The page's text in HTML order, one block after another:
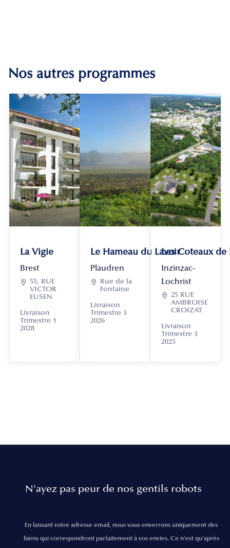
Nos autres programmes
La Vigie
Brest
 55, RUE
VICTOR
EUSEN
Livraison
Trimestre 1
2028
Le Hameau du Lavoir
Plaudren

Rue de la
Fontaine
Livraison
Trimestre 3
2026
Les Coteaux
Inzinzac-
Lochrist
 25 RUE
AMBROISE
CROIZAT
Livraison
Trimestre 3
2025
N’ayez pas peur de nos gentils robots
En laissant votre adresse email, nous vous enverrons uniquement des
biens qui correspondront parfaitement à vos envies. Ce n'est qu'après